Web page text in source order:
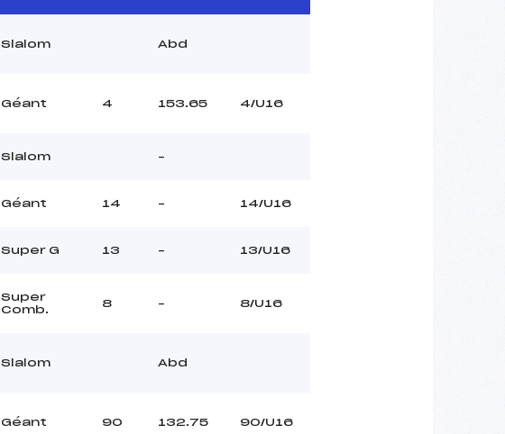
Slalom Abd
Géant 4 153.65 4/U16
Slalom –
Géant 14 – 14/U16
Super G 13 – 13/U16
Super
Comb.
8 – 8/U16
Slalom Abd
Géant 90 132.75 90/U16